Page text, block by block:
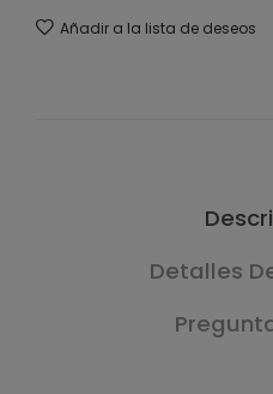
Añadir a la lista de deseos
Detalles